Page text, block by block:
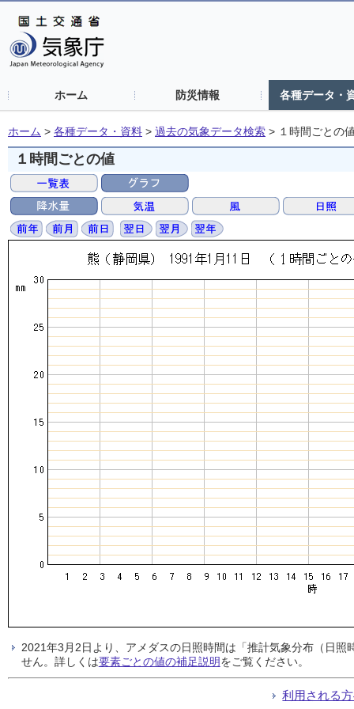
ホーム 防災情報 各種データ・
ホーム > 各種データ・資料 > 過去の気象データ検索 > １時間ごとの
１時間ごとの値
2021年3月2日より、アメダスの日照時間は「推計気象分布（日
せん。詳しくは要素ごとの値の補足説明をご覧ください。
利用される